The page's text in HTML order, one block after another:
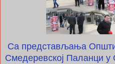
Са представљања
Смедеревској Паланци у